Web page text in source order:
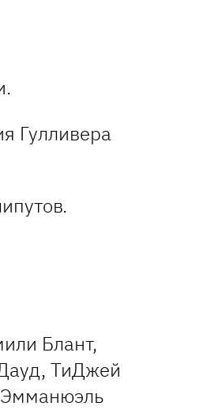
Блант,
ТиДжей